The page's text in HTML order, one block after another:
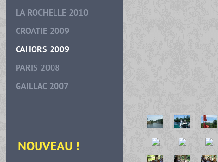
LA ROCHELLE 2010
CROATIE 2009
CAHORS 2009
PARIS 2008
GAILLAC 2007
NOUVEAU !